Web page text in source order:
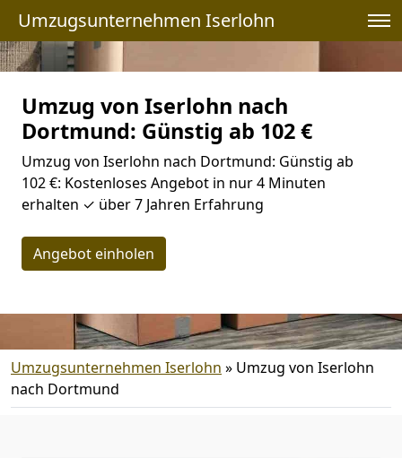
Umzugsunternehmen Iserlohn
Umzug von Iserlohn nach
Dortmund: Günstig ab 102 €
Umzug von Iserlohn nach Dortmund: Günstig ab
102 €: Kostenloses Angebot in nur 4 Minuten
erhalten ✓ über 7 Jahren Erfahrung
Angebot einholen
Umzugsunternehmen Iserlohn » Umzug von Iserlohn
nach Dortmund